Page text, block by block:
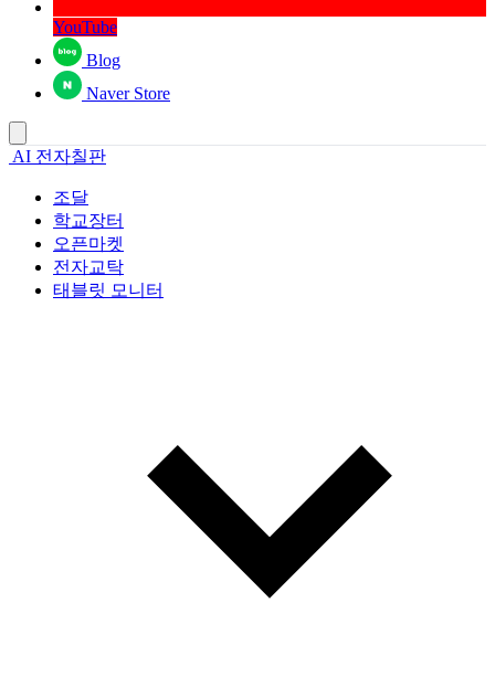
YouTube
Blog
Naver Store
AI 전자칠판
조달
학교장터
오픈마켓
전자교탁
태블릿 모니터